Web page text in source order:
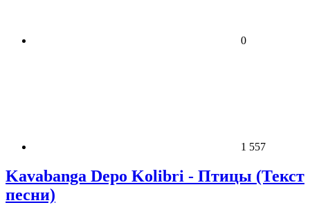
0
1 557
Kavabanga Depo Kolibri - Птицы (Текст
песни)